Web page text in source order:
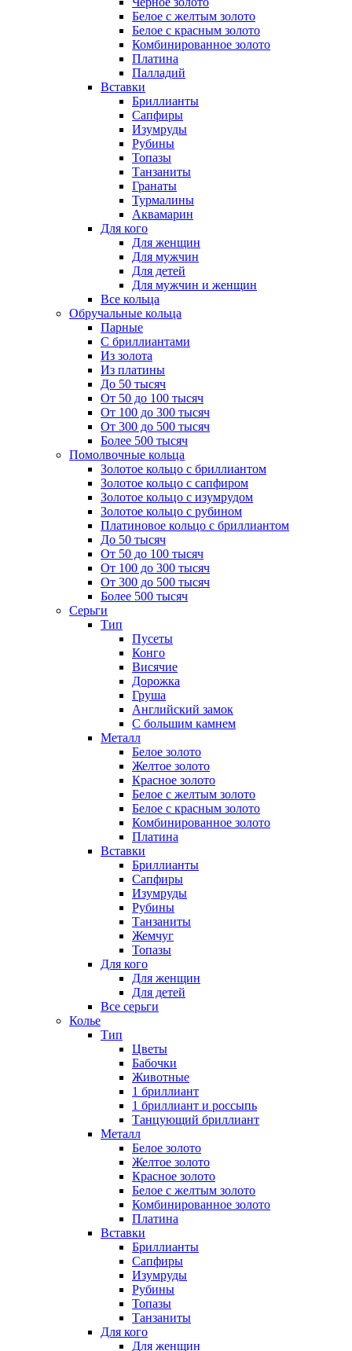
Белое с желтым золото
Белое с красным золото
Комбинированное золото
Платина
Палладий
Вставки
Бриллианты
Сапфиры
Изумруды
Рубины
Топазы
Танзаниты
Гранаты
Турмалины
Аквамарин
Для кого
Для женщин
Для мужчин
Для детей
Для мужчин и женщин
Все кольца
Обручальные кольца
Парные
С бриллиантами
Из золота
Из платины
До 50 тысяч
От 50 до 100 тысяч
От 100 до 300 тысяч
От 300 до 500 тысяч
Более 500 тысяч
Помолвочные кольца
Золотое кольцо с бриллиантом
Золотое кольцо с сапфиром
Золотое кольцо с изумрудом
Золотое кольцо с рубином
Платиновое кольцо с бриллиантом
До 50 тысяч
От 50 до 100 тысяч
От 100 до 300 тысяч
От 300 до 500 тысяч
Более 500 тысяч
Серьги
Тип
Пусеты
Конго
Висячие
Дорожка
Груша
Английский замок
С большим камнем
Металл
Белое золото
Желтое золото
Красное золото
Белое с желтым золото
Белое с красным золото
Комбинированное золото
Платина
Вставки
Бриллианты
Сапфиры
Изумруды
Рубины
Танзаниты
Жемчуг
Топазы
Для кого
Для женщин
Для детей
Все серьги
Колье
Тип
Цветы
Бабочки
Животные
1 бриллиант
1 бриллиант и россыпь
Танцующий бриллиант
Металл
Белое золото
Желтое золото
Красное золото
Белое с желтым золото
Комбинированное золото
Платина
Вставки
Бриллианты
Сапфиры
Изумруды
Рубины
Топазы
Танзаниты
Для кого
Для женщин